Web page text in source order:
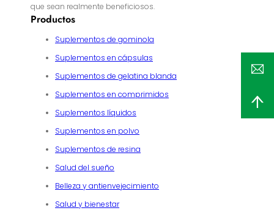
que sean realmente beneficiosos.
Productos
Suplementos de gominola
Suplementos en cápsulas
Suplementos de gelatina blanda
Suplementos en comprimidos
Suplementos líquidos
Suplementos en polvo
Suplementos de resina
Salud del sueño
Belleza y antienvejecimiento
Salud y bienestar